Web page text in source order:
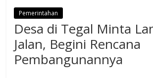
Pemerintahan
Desa di Tegal Minta
Jalan, Begini Rencana
Pembangunannya